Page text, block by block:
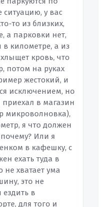
ситуацию, у вас
то из близких,
а парковки нет,
километре, а из
кровь, что
потом на руках
жестокий, и
исключением, но
приехал в магазин
микроволновка),
я что должен
Или я
в кафешку, с
ехать туда в
не хватает ума
это не
ездить в
для того и